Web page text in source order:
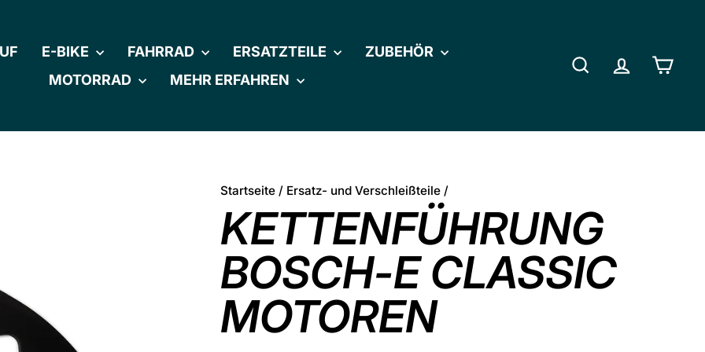
E-BIKE FAHRRAD ERSATZTEILE
ZUBEHÖR
MOTORRAD
MEHR ERFAHREN
SUCHE
Startseite / Ersatz- und Verschleißteile /
KETTENFÜHRUNG
BOSCH-E CLASSIC
MOTOREN